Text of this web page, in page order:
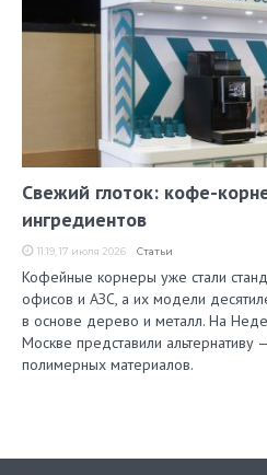
Свежий глоток: кофе-
ингредиентов
11:19, 17 июля 2026 Статьи
Кофейные корнеры уже стали
офисов и АЗС, а их модели
в основе дерево и металл. На
Москве представили
полимерных материалов.